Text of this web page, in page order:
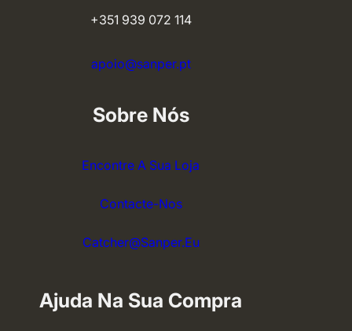
+351 939 072 114
apoio@sanper.pt
Sobre Nós
Encontre A Sua Loja
Contacte-Nos
Catcher@sanper.eu
Ajuda Na Sua Compra